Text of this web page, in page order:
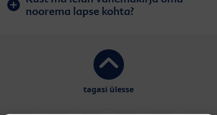
noorema lapse kohta?
tagasi ülesse